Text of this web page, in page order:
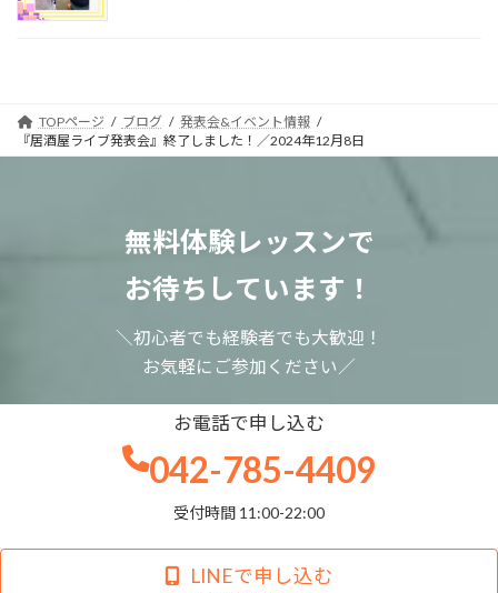
TOPページ ブログ
発表会&イベント情報
『居酒屋ライブ発表会』終了しました！／2024年12月8日
無料体験レッスンで
お待ちしています！
＼初心者でも経験者でも大歓迎！
お気軽にご参加ください／
お電話で申し込む
042-785-4409
受付時間 11:00-22:00
LINEで申し込む